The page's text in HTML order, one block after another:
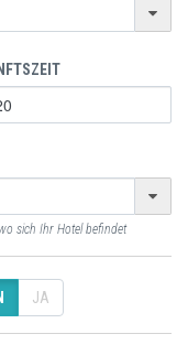
sich Ihr Hotel befindet
JA